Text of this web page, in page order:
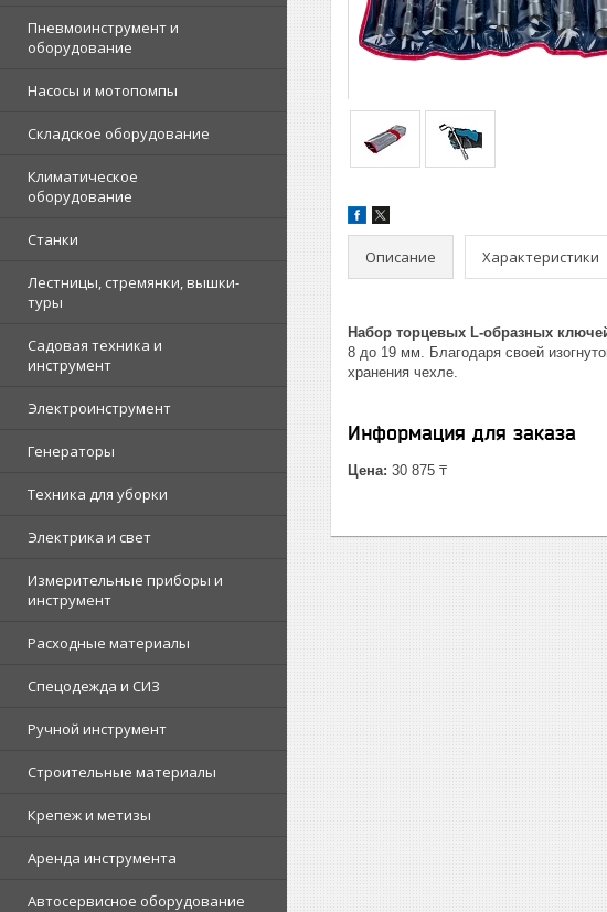
Пневмоинструмент и
оборудование
Насосы и мотопомпы
Складское оборудование
Климатическое
оборудование
Станки
Лестницы, стремянки, вышки-
туры
Садовая техника и
инструмент
Электроинструмент
Генераторы
Техника для уборки
Электрика и свет
Измерительные приборы и
инструмент
Расходные материалы
Спецодежда и СИЗ
Ручной инструмент
Строительные материалы
Крепеж и метизы
Аренда инструмента
Автосервисное оборудование
Описание Характеристики
Набор торцевых L-образных
8 до 19 мм. Благодаря своей
хранения чехле.
Информация для заказа
Цена: 30 875 ₸